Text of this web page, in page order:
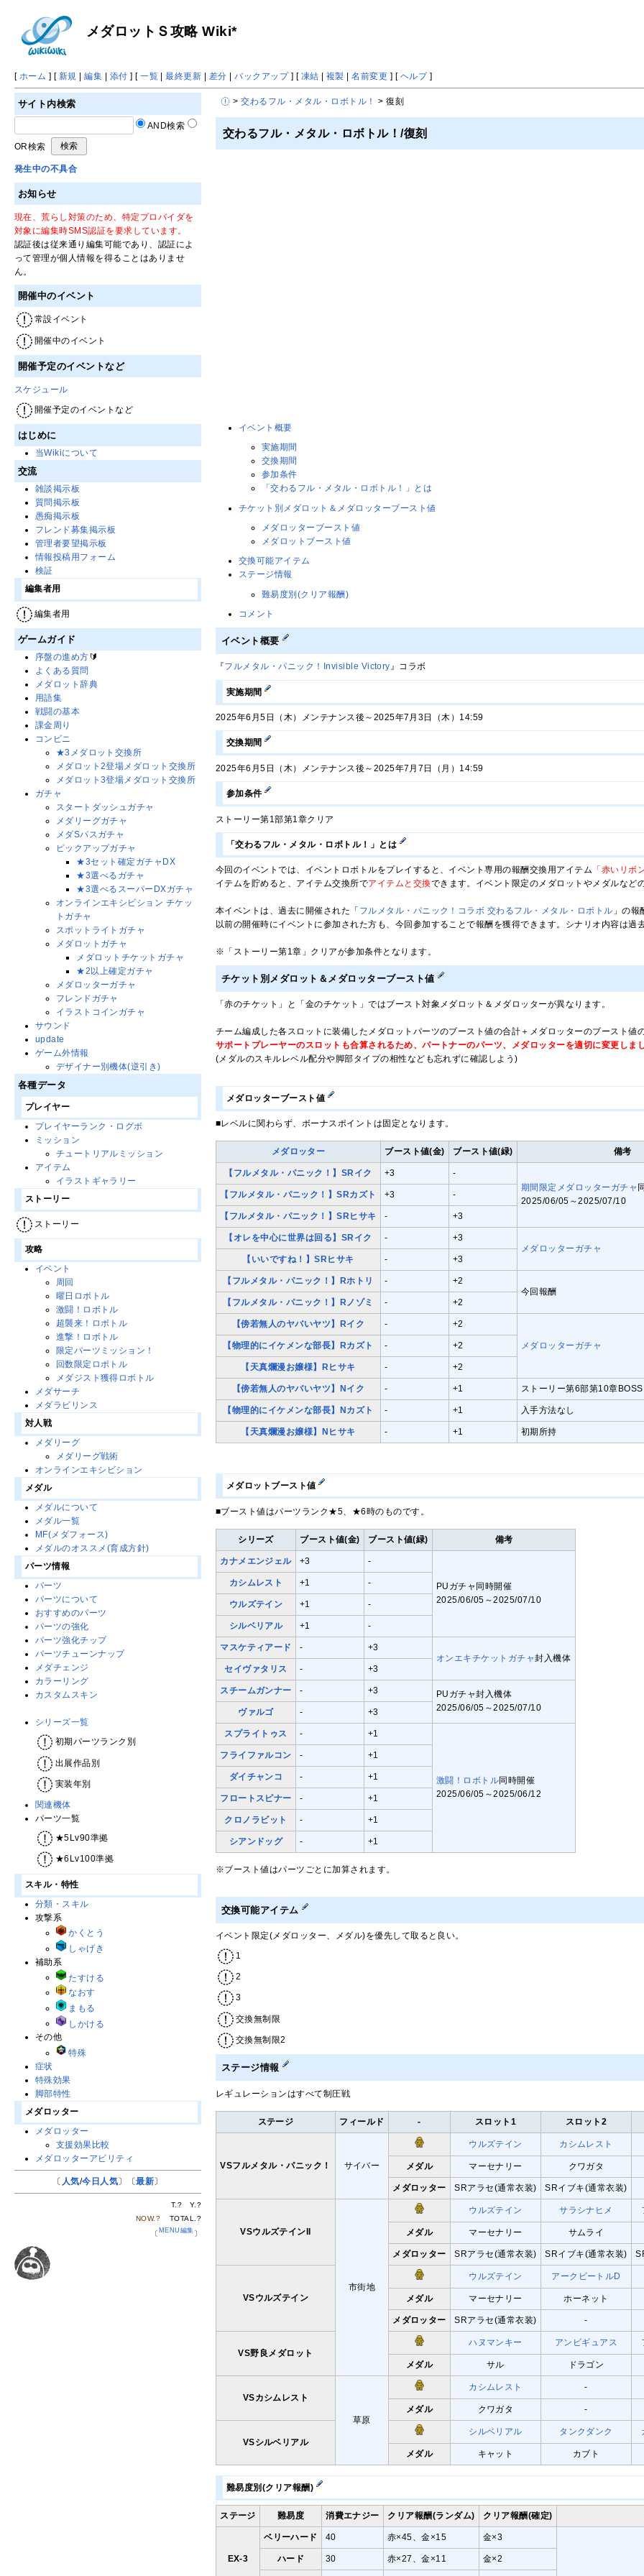
メダロットＳ攻略 Wiki*
[ ホーム ] [ 新規 |編集 | 添付 ] [一覧 |最終更新 | 差分 |バックアップ] [ 凍結 | 複製 |名前変更 ] [ ヘルプ]
>交わるフル・メタル・ロボトル！ > 復刻
交わるフル・メタル・ロボトル！/復刻
イベント概要
実施期間
交換期間
参加条件
「交わるフル・メタル・ロボトル！」とは
チケット別メダロット＆メダロッターブースト値
メダロッターブースト値
メダロットブースト値
交換可能アイテム
ステージ情報
難易度別(クリア報酬)
コメント
イベント概要
『フルメタル・パニック！Invisible Victory』コラボ
実施期間
2025年6月5日（木）メンテナンス後～2025年7月3日（木）14:59
交換期間
2025年6月5日（木）メンテナンス後～2025年7月7日（月）14:59
参加条件
ストーリー第1部第1章クリア
「交わるフル・メタル・ロボトル！」とは
今回のイベントでは、イベントロボトルをプレイすると、イベント専用の報酬交換用アイテム 「赤いリボ
イテムを貯めると、アイテム交換所でアイテムと交換できます。イベント限定のメダロットやメダルなど
本イベントは、過去に開催された「 フルメタル・パニック！コラボ 交わるフル・メタル・ロボトル 」の
以前の開催時にイベントに参加された方も、今回参加することで報酬を獲得できます。シナリオ内容は過
※「ストーリー第1章」クリアが参加条件となります。
チケット別メダロット＆メダロッターブースト値
「赤のチケット」と「金のチケット」ではブースト対象メダロット＆メダロッターが異なります。
チーム編成した各スロットに装備したメダロットパーツのブースト値の合計＋メダロッターのブースト値
サポートプレーヤーのスロットも合算されるため、パートナーのパーツ、メダロッターを適切に変更しまし
(メダルのスキルレベル配分や脚部タイプの相性なども忘れずに確認しよう)
メダロッターブースト値
■レベルに関わらず、ボーナスポイントは固定となります。
メダロッター ブースト値(金) ブースト値(緑) 備考
【フルメタル・パニック！】SRイク +3
-
期間限定メダロッターガチャ
2025/06/05～2025/07/10
【フルメタル・パニック！】SRカズト +3 -
【フルメタル・パニック！】SRヒサキ - +3
【オレを中心に世界は回る】SRイク -
+3
メダロッターガチャ
【いいですね！】SRヒサキ
- +3
【フルメタル・パニック！】Rホトリ -
+2
今回報酬
【フルメタル・パニック！】Rノゾミ
- +2
【傍若無人のヤバいヤツ】Rイク - +2
メダロッターガチャ
【物理的にイケメンな部長】Rカズト - +2
【天真爛漫お嬢様】Rヒサキ - +2
【傍若無人のヤバいヤツ】Nイク - +1 ストーリー第6部第10章
【物理的にイケメンな部長】Nカズト - +1 入手方法なし
【天真爛漫お嬢様】Nヒサキ - +1 初期所持
メダロットブースト値
■ブースト値はパーツランク★5、★6時のものです。
シリーズ ブースト値(金) ブースト値(緑) 備考
カナメエンジェル +3 -
PUガチャ同時開催
2025/06/05～2025/07/10
カシムレスト +1 -
ウルズテイン +1 -
シルベリアル +1 -
マスケティアード -
+3
オンエキチケットガチャ封入機体
セイヴァタリス
- +3
スチームガンナー - +3
PUガチャ封入機体
2025/06/05～2025/07/10
ヴァルゴ - +3
スプライトゥス - +1
激闘！ロボトル同時開催
2025/06/05～2025/06/12
フライファルコン - +1
ダイチャンコ - +1
フロートスピナー - +1
クロノラビット - +1
シアンドッグ - +1
※ブースト値はパーツごとに加算されます。
交換可能アイテム
イベント限定(メダロッター、メダル)を優先して取ると良い。
1
2
3
交換無制限
交換無制限2
ステージ情報
レギュレーションはすべて制圧戦
ステージ フィールド - スロット1 スロット2
VSフルメタル・パニック！ サイバー
ウルズテイン カシムレスト
メダル マーセナリー クワガタ
メダロッター SRアラセ(通常衣装) SRイブキ(通常衣装)
VSウルズテインII
市街地
ウルズテイン サラシナヒメ
メダル マーセナリー サムライ
メダロッター SRアラセ(通常衣装) SRイブキ(通常衣装)
VSウルズテイン
ウルズテイン アークビートルD
メダル マーセナリー ホーネット
メダロッター SRアラセ(通常衣装) -
VS野良メダロット
ハヌマンキー アンビギュアス
メダル サル ドラゴン
VSカシムレスト
草原
カシムレスト -
メダル クワガタ -
VSシルベリアル
シルベリアル タンクダンク
メダル キャット カブト
難易度別(クリア報酬)
ステージ 難易度 消費エナジー クリア報酬(ランダム) クリア報酬(確定)
EX-3
ベリーハード 40 赤×45、金×15 金×3
ハード 30 赤×27、金×11 金×2
サイト内検索
AND検索
OR検索
発生中の不具合
お知らせ
現在、荒らし対策のため、特定プロバイダを
対象に編集時SMS認証を要求しています。
認証後は従来通り編集可能であり、認証によ
って管理が個人情報を得ることはありませ
ん。
開催中のイベント
常設イベント
開催中のイベント
開催予定のイベントなど
スケジュール
開催予定のイベントなど
はじめに
当Wikiについて
交流
雑談掲示板
質問掲示板
愚痴掲示板
フレンド募集掲示板
管理者要望掲示板
情報投稿用フォーム
検証
編集者用
編集者用
ゲームガイド
序盤の進め方 🔰
よくある質問
メダロット辞典
用語集
戦闘の基本
課金周り
コンビニ
★3メダロット交換所
メダロット2登場メダロット交換所
メダロット3登場メダロット交換所
ガチャ
スタートダッシュガチャ
メダリーグガチャ
メダSパスガチャ
ピックアップガチャ
★3セット確定ガチャDX
★3選べるガチャ
★3選べるスーパーDXガチャ
オンラインエキシビション チケッ
トガチャ
スポットライトガチャ
メダロットガチャ
メダロットチケットガチャ
★2以上確定ガチャ
メダロッターガチャ
フレンドガチャ
イラストコインガチャ
サウンド
update
ゲーム外情報
デザイナー別機体(逆引き)
各種データ
プレイヤー
プレイヤーランク・ログボ
ミッション
チュートリアルミッション
アイテム
イラストギャラリー
ストーリー
ストーリー
攻略
イベント
周回
曜日ロボトル
激闘！ロボトル
超襲来！ロボトル
進撃！ロボトル
限定パーツミッション！
回数限定ロボトル
メダジスト獲得ロボトル
メダサーチ
メダラビリンス
対人戦
メダリーグ
メダリーグ戦術
オンラインエキシビション
メダル
メダルについて
メダル一覧
MF(メダフォース)
メダルのオススメ(育成方針)
パーツ情報
パーツ
パーツについて
おすすめのパーツ
パーツの強化
パーツ強化チップ
パーツチューンナップ
メダチェンジ
カラーリング
カスタムスキン
シリーズ一覧
初期パーツランク別
出展作品別
実装年別
関連機体
パーツ一覧
★5Lv90準拠
★6Lv100準拠
スキル・特性
分類・スキル
攻撃系
かくとう
しゃげき
補助系
たすける
なおす
まもる
しかける
その他
特殊
症状
特殊効果
脚部特性
メダロッター
メダロッター
支援効果比較
メダロッターアビリティ
〔 人気/今日人気〕〔最新〕
T. ? Y. ?
NOW.? TOTAL. ?
〔 MENU編集 〕